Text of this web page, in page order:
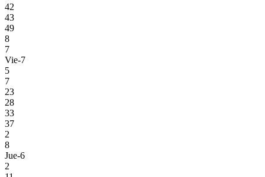
42
43
49
8
7
Vie-7
5
7
23
28
33
37
2
8
Jue-6
2